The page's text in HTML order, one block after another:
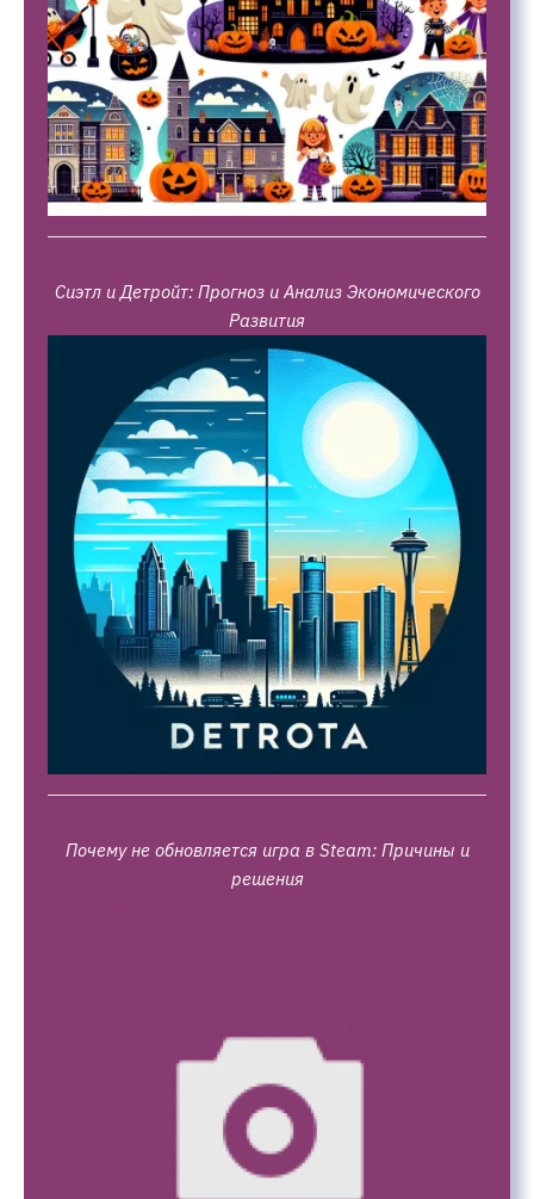
Сиэтл и Детройт: Прогноз и Анализ Экономического
Развития
Почему не обновляется игра в Steam: Причины и
решения